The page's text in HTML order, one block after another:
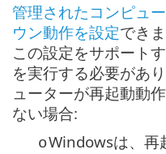
管理されたコンピュ
ウン動作を設定でき
この設定をサポート
を実行する必要があ
ューターが再起動動
ない場合:
oWindowsは、再